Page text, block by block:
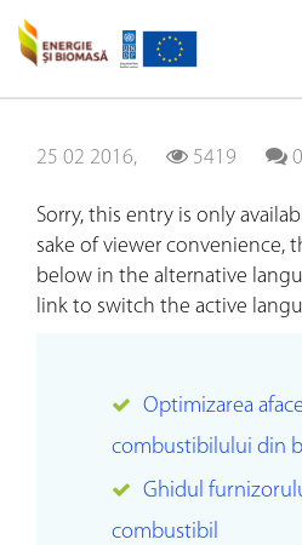
25 02 2016, 5419 0
Sorry, this entry is only
sake of viewer convenience,
below in the alternative
link to switch the active
Optimizarea
combustibilului din
Ghidul
combustibil